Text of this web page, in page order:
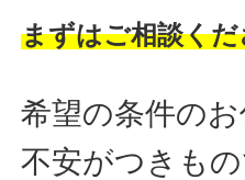
まずはご相談く
希望の条件の
不安がつきも